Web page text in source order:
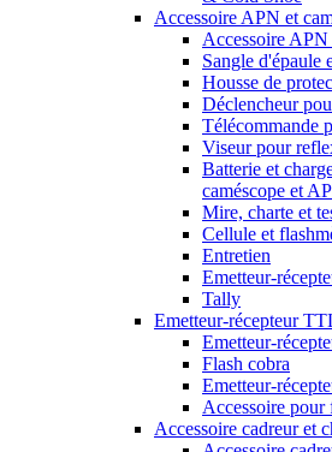
Accessoire APN et
Accessoire APN
Sangle d'épaule
Housse de
Déclencheur
Télécommande
Viseur pour
Batterie et
caméscope et
Mire, charte et
Cellule et
Entretien
Emetteur-
Tally
Emetteur-récepteur
Emetteur-
Flash cobra
Emetteur-
Accessoire pour
Accessoire cadreur et